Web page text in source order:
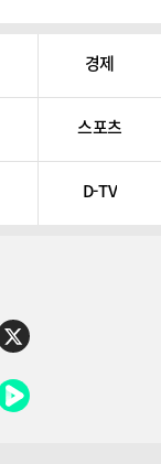
경제
스포츠
D-TV